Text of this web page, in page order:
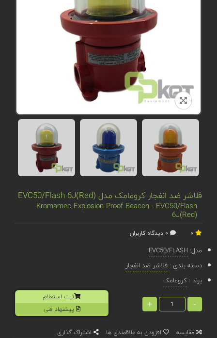
فلاشر ضد انفجار کرومامک مدل EVC50/Flash 6J(Red)
Kromamec Explosion Proof Beacon - EVC50/Flash
6J(Red)
مدل: EVC50/FLASH
دسته بندی :فلاشر ضد انفجار
برند :کرومامک
-
+
ثبت استعلام
پیشنهاد فنی
مقایسه افزودن به علاقمندی ها اشتراک گذاری